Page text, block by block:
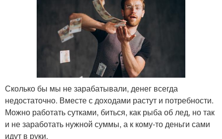
Сколько бы мы не зарабатывали, денег всегда
недостаточно. Вместе с доходами растут и потребности.
Можно работать сутками, биться, как рыба об лед, но так
и не заработать нужной суммы, а к кому-то деньги сами
идут в руки.